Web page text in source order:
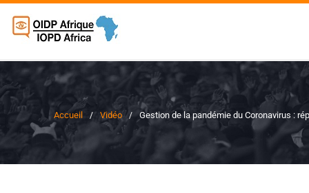
Accueil Vidéo Gestion de la pandémie du Coronavirus :